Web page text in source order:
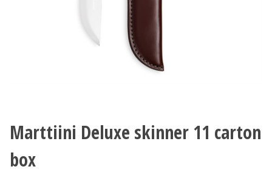
Marttiini Deluxe skinner 11 carton
box